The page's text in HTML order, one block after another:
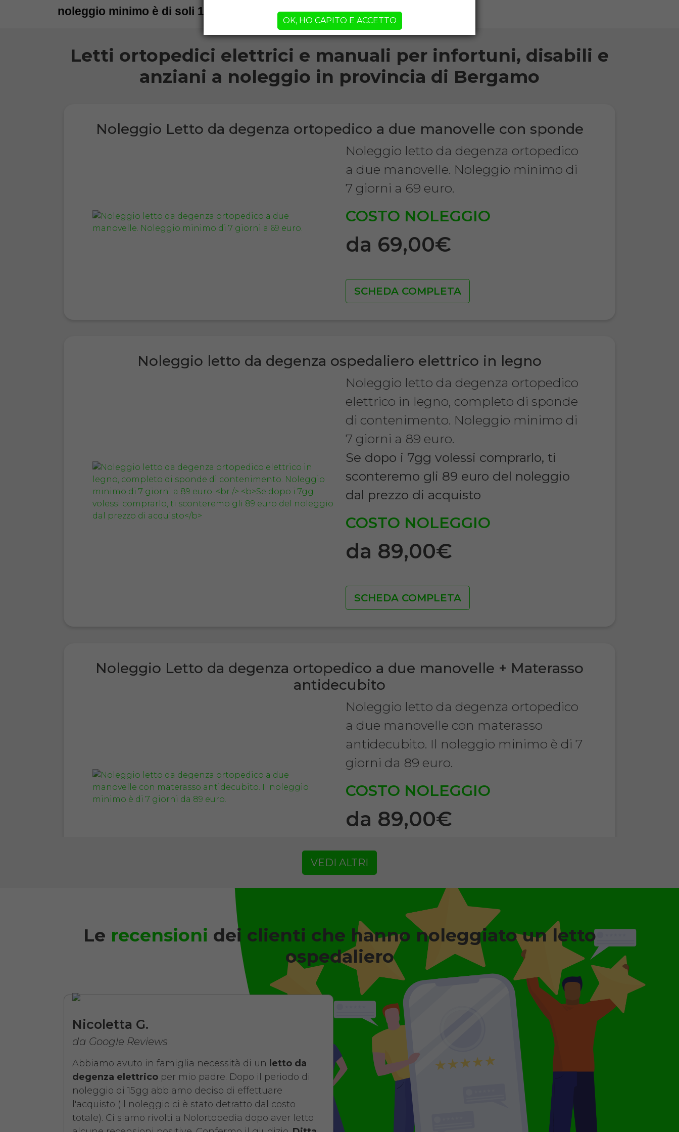
noleggio minimo è di soli 15 giorni!
Letti ortopedici elettrici e manuali per infortuni, disabili e
anziani a noleggio in provincia di Bergamo
Noleggio Letto da degenza ortopedico a due manovelle con sponde
Noleggio letto da degenza ortopedico
a due manovelle. Noleggio minimo di
7 giorni a 69 euro.
COSTO NOLEGGIO
da 69,00€
SCHEDA COMPLETA
Noleggio letto da degenza ospedaliero elettrico in legno
Noleggio letto da degenza ortopedico
elettrico in legno, completo di sponde
di contenimento. Noleggio minimo di
7 giorni a 89 euro.
Se dopo i 7gg volessi comprarlo, ti
sconteremo gli 89 euro del noleggio
dal prezzo di acquisto
COSTO NOLEGGIO
da 89,00€
SCHEDA COMPLETA
Noleggio Letto da degenza ortopedico a due manovelle + Materasso
antidecubito
Noleggio letto da degenza ortopedico
a due manovelle con materasso
antidecubito. Il noleggio minimo è di 7
giorni da 89 euro.
COSTO NOLEGGIO
da 89,00€
SCHEDA COMPLETA
Noleggio Letto da degenza ortopedico elettrico in legno + Materasso
Antidecubito
Noleggio letto da degenza ortopedico
elettrico in legno, completo di sponde
di contenimento con materasso
antidecubito. Noleggio minimo 7
giorni da 109 euro.
COSTO NOLEGGIO
da 109,01€
VEDI ALTRI
Le recensioni dei clienti che hanno noleggiato un letto
ospedaliero
Nicoletta G.
da Google Reviews
Abbiamo avuto in famiglia necessità di un letto da
degenza elettrico per mio padre. Dopo il periodo di
noleggio di 15gg abbiamo deciso di effettuare
l'acquisto (il noleggio ci è stato detratto dal costo
totale). Ci siamo rivolti a Nolortopedia dopo aver letto
OK, HO CAPITO E ACCETTO